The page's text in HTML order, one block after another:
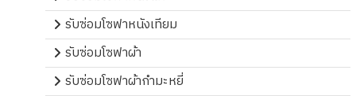
รับซ่อมโซฟาหนังเทียม
รับซ่อมโซฟาผ้า
รับซ่อมโซฟาผ้ากำมะหยี่